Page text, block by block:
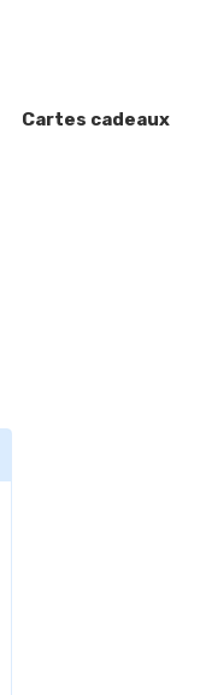
Cartes cadeaux